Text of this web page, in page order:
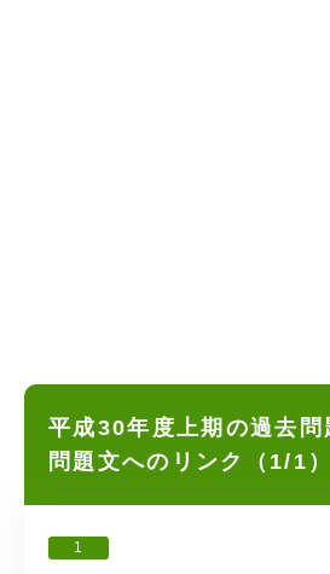
平成30年度上期の過去問
問題文へのリンク（1/1）
1